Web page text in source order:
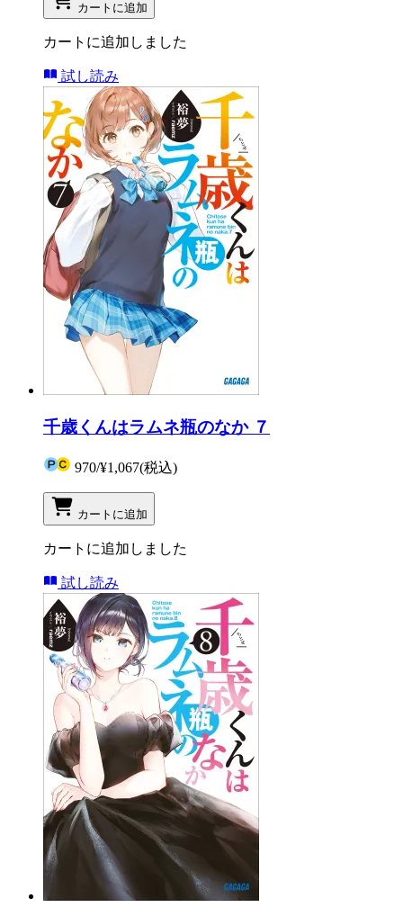
カートに追加
カートに追加しました
試し読み
千歳くんはラムネ瓶のなか ７
970/¥1,067(税込)
カートに追加
カートに追加しました
試し読み